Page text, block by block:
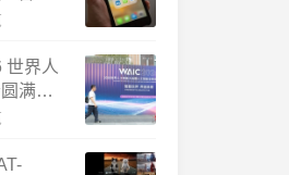
型公
世界人
满闭
成果
心